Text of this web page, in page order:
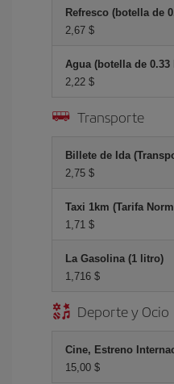
Refresco (botella de
2,67 $
Agua (botella de
2,22 $
Transporte
Billete de Ida
2,75 $
Taxi 1km (Tarifa
1,71 $
La Gasolina (1 litro)
1,716 $
Deporte y Ocio
Cine, Estreno
15,00 $